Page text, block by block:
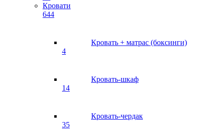
Кровати
644
Кровать + матрас (боксинги)
4
Кровать-шкаф
14
Кровать-чердак
35